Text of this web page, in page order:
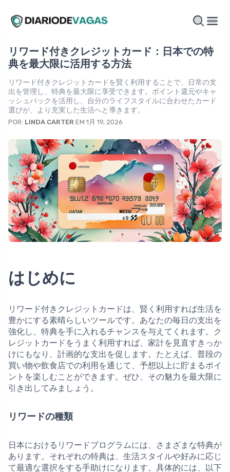
リワード付きクレジットカード：日本での特
典を最大限に活用する方法
リワード付きクレジットカードを賢く利用することで、日常の支
出を管理し、特典を最大限に享受できます。ポイント還元やキャ
ッシュバックを活用し、自分のライフスタイルに合わせたカード
選びが、より充実した生活へと導きます。
POR: LINDA CARTER EM 1月 19, 2026
はじめに
リワード付きクレジットカードは、賢く利用すれば生活を
豊かにする素晴らしいツールです。あなたの毎日の支出を
強化し、特典を手に入れるチャンスを与えてくれます。ク
レジットカードをうまく利用すれば、家計を見直すきっか
けにもなり、計画的な支出を促します。たとえば、普段の
買い物や飲食店での利用を通じて、予想以上に貯まるポイ
ントを楽しむことができます。ぜひ、その魅力を最大限に
引き出してみましょう。
リワードの種類
日本におけるリワードプログラムには、さまざまな特典が
あります。それぞれの特典は、生活スタイルや好みに応じ
て最適な選択をする手助けになります。具体的には、以下